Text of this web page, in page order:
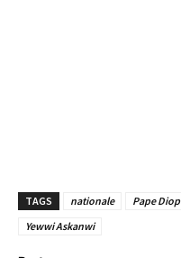
TAGS nationale Pape Diop
Yewwi Askanwi